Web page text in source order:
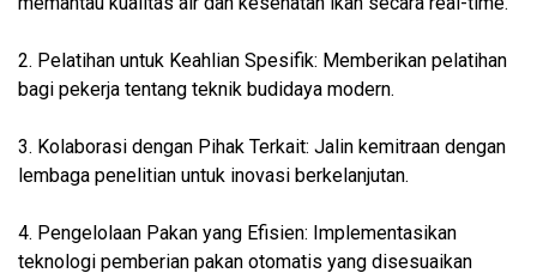
2. Pelatihan untuk Keahlian Spesifik: Memberikan pelatihan
bagi pekerja tentang teknik budidaya modern.
3. Kolaborasi dengan Pihak Terkait: Jalin kemitraan dengan
lembaga penelitian untuk inovasi berkelanjutan.
4. Pengelolaan Pakan yang Efisien: Implementasikan
teknologi pemberian pakan otomatis yang disesuaikan